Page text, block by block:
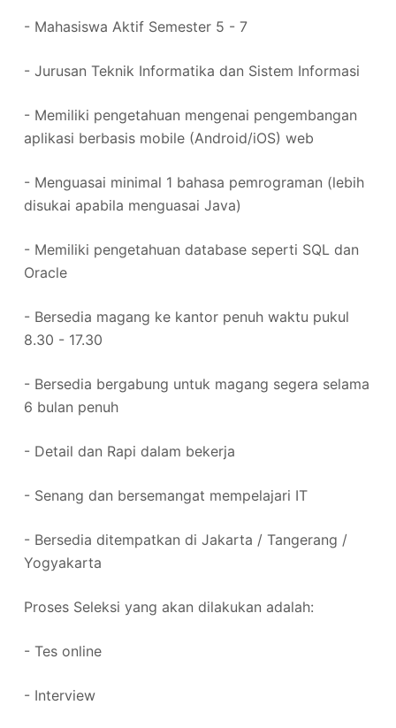
- Mahasiswa Aktif Semester 5 - 7
- Jurusan Teknik Informatika dan Sistem Informasi
- Memiliki pengetahuan mengenai pengembangan
aplikasi berbasis mobile (Android/iOS) web
- Menguasai minimal 1 bahasa pemrograman (lebih
disukai apabila menguasai Java)
- Memiliki pengetahuan database seperti SQL dan
Oracle
- Bersedia magang ke kantor penuh waktu pukul
8.30 - 17.30
- Bersedia bergabung untuk magang segera selama
6 bulan penuh
- Detail dan Rapi dalam bekerja
- Senang dan bersemangat mempelajari IT
- Bersedia ditempatkan di Jakarta / Tangerang /
Yogyakarta
Proses Seleksi yang akan dilakukan adalah:
- Tes online
- Interview